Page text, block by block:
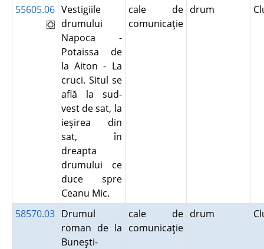
55605.06 Vestigiile
drumului
Napoca -
Potaissa de
la Aiton - La
cruci. Situl se
află la sud-
vest de sat, la
ieşirea din
sat, în
dreapta
drumului ce
duce spre
Ceanu Mic.
cale de
comunicaţie
drum
58570.03 Drumul
roman de la
Buneşti-
cale de
comunicaţie
drum